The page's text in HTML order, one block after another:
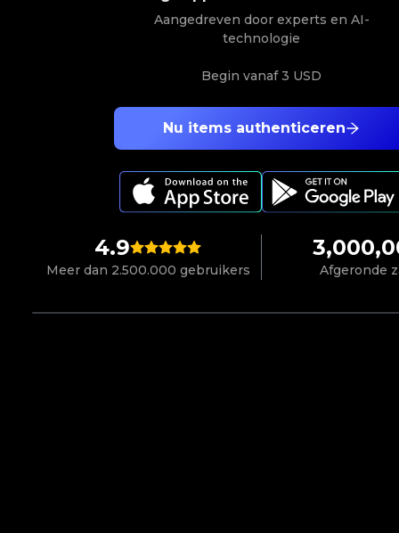
4.9
Meer dan 2.500.000 gebruikers Afgeronde
Nu items authenticeren
Aangedreven door experts en AI-
technologie
Begin vanaf3 USD